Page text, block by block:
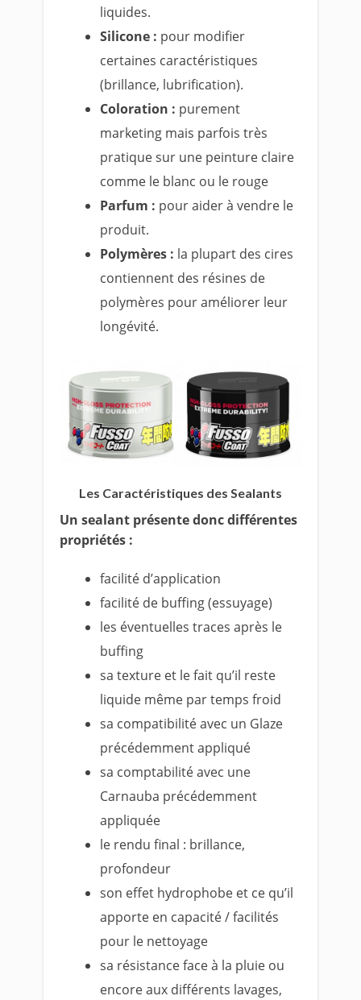
liquides.
Silicone : pour modifier
certaines caractéristiques
(brillance, lubrification).
Coloration : purement
marketing mais parfois très
pratique sur une peinture claire
comme le blanc ou le rouge
Parfum : pour aider à vendre le
produit.
Polymères : la plupart des cires
contiennent des résines de
polymères pour améliorer leur
longévité.
Les Caractéristiques des Sealants
Un sealant présente donc différentes
propriétés :
facilité d’application
facilité de buffing (essuyage)
les éventuelles traces après le
buffing
sa texture et le fait qu’il reste
liquide même par temps froid
sa compatibilité avec un Glaze
précédemment appliqué
sa comptabilité avec une
Carnauba précédemment
appliquée
le rendu final : brillance,
profondeur
son effet hydrophobe et ce qu’il
apporte en capacité / facilités
pour le nettoyage
sa résistance face à la pluie ou
encore aux différents lavages,